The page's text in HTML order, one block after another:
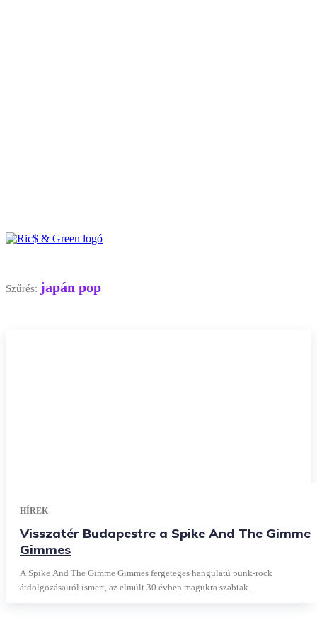
Szűrés: japán pop
HÍREK
Visszatér Budapestre a Spike And The Gimme
Gimmes
A Spike And The Gimme Gimmes fergeteges hangulatú punk-rock
átdolgozásairól ismert, az elmúlt 30 évben magukra szabtak...